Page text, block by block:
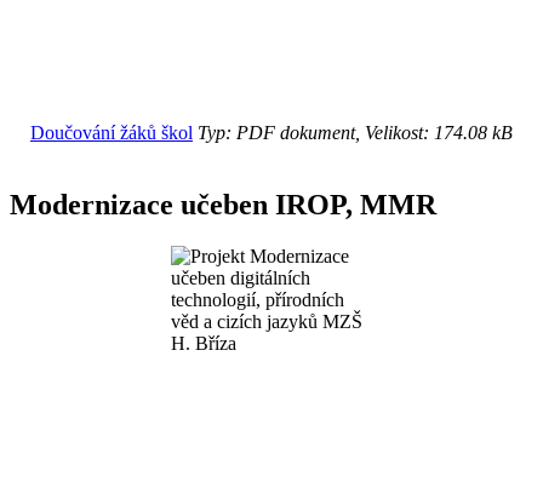
Doučování žáků škol Typ: PDF dokument, Velikost: 174.08 kB
Modernizace učeben IROP, MMR